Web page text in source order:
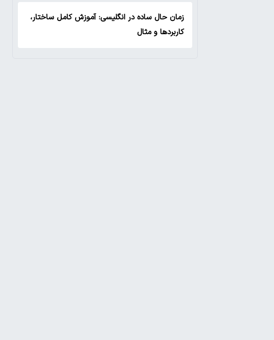
زمان حال ساده در انگلیسی: آموزش کامل ساختار،
کاربردها و مثال